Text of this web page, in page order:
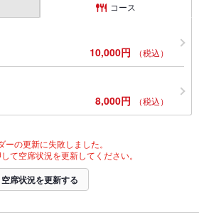
コース
10,000円 （税込）
8,000円 （税込）
ーの更新に失敗しました。
て空席状況を更新してください。
空席状況を更新する